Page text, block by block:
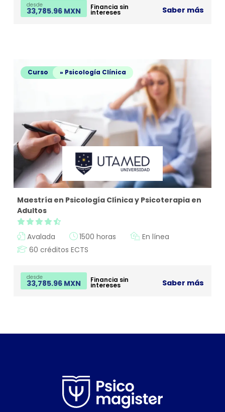
desde
33,785.96 MXN Financia sin
intereses Saber más
Curso » Psicología Clínica
Maestría en Psicología Clínica y Psicoterapia en
Adultos
Avalada 1500 horas
En línea
60 créditos ECTS
desde
33,785.96 MXN Financia sin
intereses Saber más